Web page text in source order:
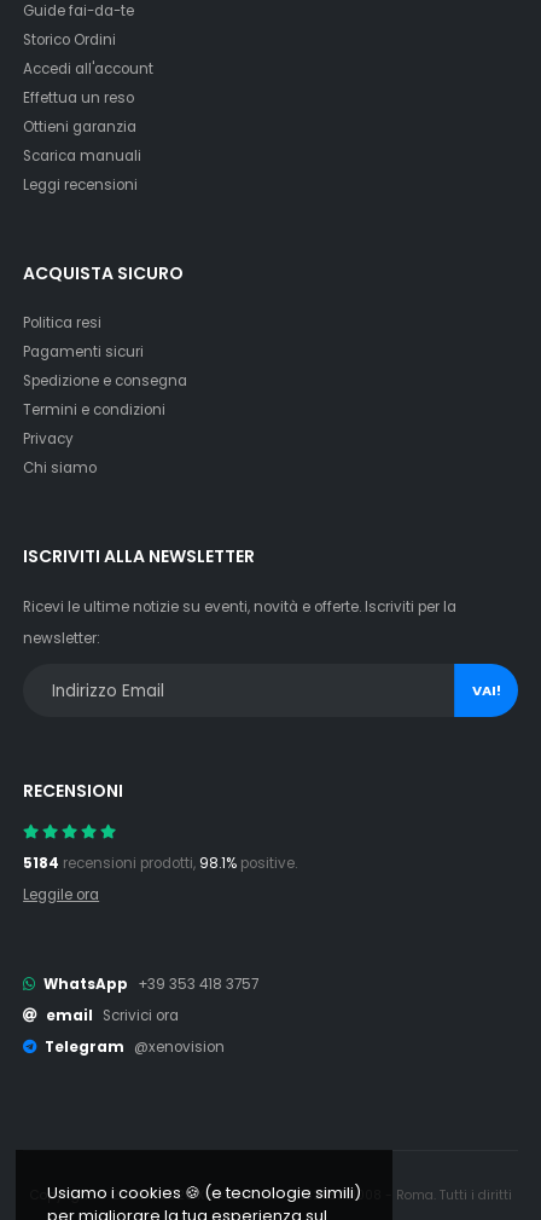
Guide fai-da-te
Storico Ordini
Accedi all'account
Effettua un reso
Ottieni garanzia
Scarica manuali
Leggi recensioni
ACQUISTA SICURO
Politica resi
Pagamenti sicuri
Spedizione e consegna
Termini e condizioni
Privacy
Chi siamo
ISCRIVITI ALLA NEWSLETTER
Ricevi le ultime notizie su eventi, novità e offerte. Iscriviti per la
newsletter:
VAI!
RECENSIONI
5184 recensioni prodotti, 98.1% positive.
Leggile ora
WhatsApp
+39 353 418 3757
email
Scrivici ora
Telegram
@xenovision
Copyright © 2006 - 2026 Xenovision.it - IT16245761008 - Roma. Tutti i diritti
Usiamo i cookies 🍪 (e tecnologie simili)
per migliorare la tua esperienza sul